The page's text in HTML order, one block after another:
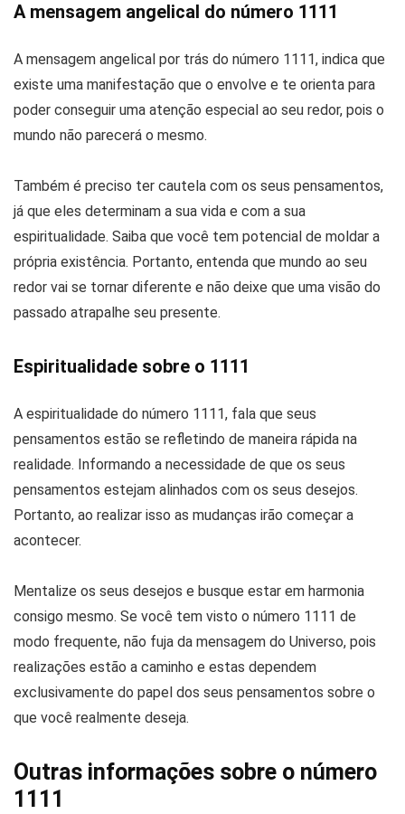
A mensagem angelical do número 1111
A mensagem angelical por trás do número 1111, indica que
existe uma manifestação que o envolve e te orienta para
poder conseguir uma atenção especial ao seu redor, pois o
mundo não parecerá o mesmo.
Também é preciso ter cautela com os seus pensamentos,
já que eles determinam a sua vida e com a sua
espiritualidade. Saiba que você tem potencial de moldar a
própria existência. Portanto, entenda que mundo ao seu
redor vai se tornar diferente e não deixe que uma visão do
passado atrapalhe seu presente.
Espiritualidade sobre o 1111
A espiritualidade do número 1111, fala que seus
pensamentos estão se refletindo de maneira rápida na
realidade. Informando a necessidade de que os seus
pensamentos estejam alinhados com os seus desejos.
Portanto, ao realizar isso as mudanças irão começar a
acontecer.
Mentalize os seus desejos e busque estar em harmonia
consigo mesmo. Se você tem visto o número 1111 de
modo frequente, não fuja da mensagem do Universo, pois
realizações estão a caminho e estas dependem
exclusivamente do papel dos seus pensamentos sobre o
que você realmente deseja.
Outras informações sobre o número
1111